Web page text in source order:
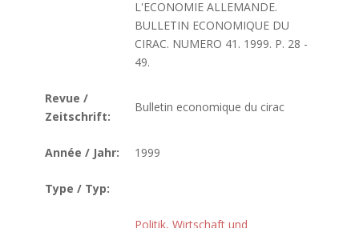
L'ECONOMIE ALLEMANDE.
BULLETIN ECONOMIQUE DU
CIRAC. NUMERO 41. 1999. P. 28 -
49.
Revue /
Zeitschrift:
Bulletin economique du cirac
Année / Jahr: 1999
Type / Typ:
Politik, Wirtschaft und